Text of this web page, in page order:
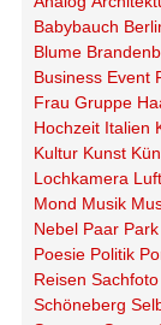
Babybauch
Blume
Business Event
Frau Gruppe
Hochzeit Italien
Kultur Kunst
Lochkamera Luft
Mond Musik
Nebel Paar Park
Poesie Politik
Reisen Sachfoto
Schöneberg